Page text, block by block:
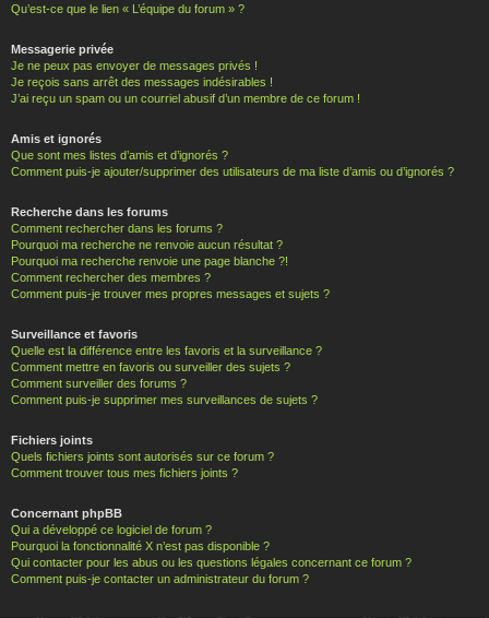
Qu’est-ce que le lien « L’équipe du forum » ?
Messagerie privée
Je ne peux pas envoyer de messages privés !
Je reçois sans arrêt des messages indésirables !
J’ai reçu un spam ou un courriel abusif d’un membre de ce forum !
Amis et ignorés
Que sont mes listes d’amis et d’ignorés ?
Comment puis-je ajouter/supprimer des utilisateurs de ma liste d’amis ou d’ignorés ?
Recherche dans les forums
Comment rechercher dans les forums ?
Pourquoi ma recherche ne renvoie aucun résultat ?
Pourquoi ma recherche renvoie une page blanche ?!
Comment rechercher des membres ?
Comment puis-je trouver mes propres messages et sujets ?
Surveillance et favoris
Quelle est la différence entre les favoris et la surveillance ?
Comment mettre en favoris ou surveiller des sujets ?
Comment surveiller des forums ?
Comment puis-je supprimer mes surveillances de sujets ?
Fichiers joints
Quels fichiers joints sont autorisés sur ce forum ?
Comment trouver tous mes fichiers joints ?
Concernant phpBB
Qui a développé ce logiciel de forum ?
Pourquoi la fonctionnalité X n’est pas disponible ?
Qui contacter pour les abus ou les questions légales concernant ce forum ?
Comment puis-je contacter un administrateur du forum ?